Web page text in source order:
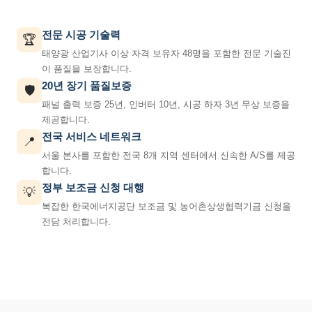
🏆 전문 시공 기술력
태양광 산업기사 이상 자격 보유자 48명을 포함한 전문 기술진
이 품질을 보장합니다.
🛡️ 20년 장기 품질보증
패널 출력 보증 25년, 인버터 10년, 시공 하자 3년 무상 보증을
제공합니다.
📍 전국 서비스 네트워크
서울 본사를 포함한 전국 8개 지역 센터에서 신속한 A/S를 제공
합니다.
💡 정부 보조금 신청 대행
복잡한 한국에너지공단 보조금 및 농어촌상생협력기금 신청을
전담 처리합니다.